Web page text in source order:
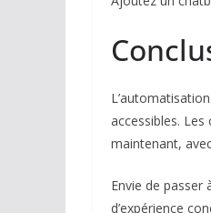
accessibles.
maintenant,
Envie de passer
d’expérience